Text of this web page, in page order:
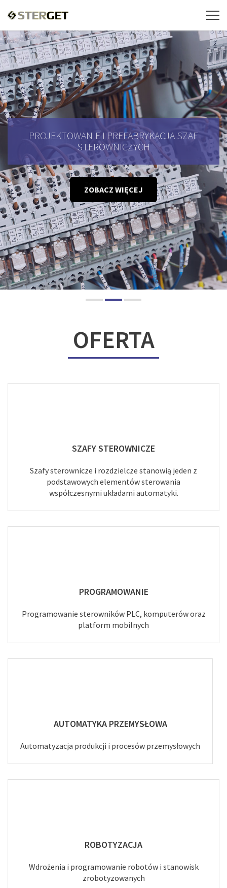
PROJEKTOWANIE I PREFABRYKACJA SZAF
STEROWNICZYCH
ZOBACZ WIĘCEJ
OFERTA
SZAFY STEROWNICZE
Szafy sterownicze i rozdzielcze stanowią jeden z
podstawowych elementów sterowania
współczesnymi układami automatyki.
PROGRAMOWANIE
Programowanie sterowników PLC, komputerów oraz
platform mobilnych
AUTOMATYKA PRZEMYSŁOWA
Automatyzacja produkcji i procesów przemysłowych
ROBOTYZACJA
Wdrożenia i programowanie robotów i stanowisk
zrobotyzowanych